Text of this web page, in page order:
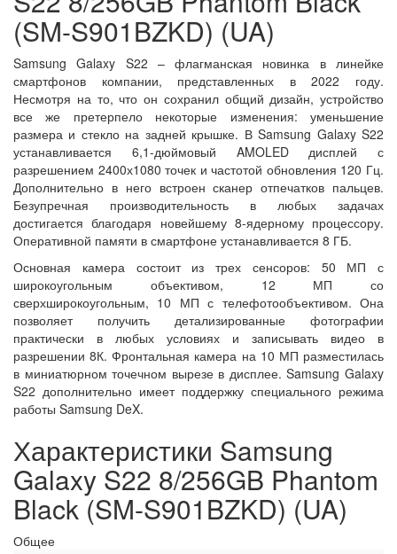
(SM-S901BZKD) (UA)
Samsung Galaxy S22 – флагманская новинка в линейке
смартфонов компании, представленных в 2022 году.
Несмотря на то, что он сохранил общий дизайн, устройство
все же претерпело некоторые изменения: уменьшение
размера и стекло на задней крышке. В Samsung Galaxy S22
устанавливается 6,1-дюймовый AMOLED дисплей с
разрешением 2400х1080 точек и частотой обновления 120 Гц.
Дополнительно в него встроен сканер отпечатков пальцев.
Безупречная производительность в любых задачах
достигается благодаря новейшему 8-ядерному процессору.
Оперативной памяти в смартфоне устанавливается 8 ГБ.
Основная камера состоит из трех сенсоров: 50 МП с
широкоугольным объективом, 12 МП со
сверхширокоугольным, 10 МП с телефотообъективом. Она
позволяет получить детализированные фотографии
практически в любых условиях и записывать видео в
разрешении 8К. Фронтальная камера на 10 МП разместилась
в миниатюрном точечном вырезе в дисплее. Samsung Galaxy
S22 дополнительно имеет поддержку специального режима
работы Samsung DeX.
Характеристики Samsung
Galaxy S22 8/256GB Phantom
Black (SM-S901BZKD) (UA)
Общее